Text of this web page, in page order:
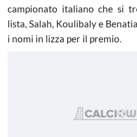
campionato italiano che si
lista, Salah, Koulibaly e
i nomi in lizza per il premio.